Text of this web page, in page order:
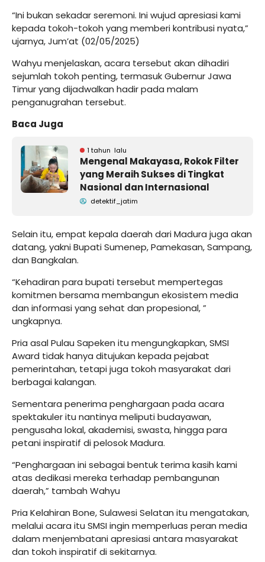
“Ini bukan sekadar seremoni. Ini wujud apresiasi kami
kepada tokoh-tokoh yang memberi kontribusi nyata,”
ujarnya, Jum’at (02/05/2025)
Wahyu menjelaskan, acara tersebut akan dihadiri
sejumlah tokoh penting, termasuk Gubernur Jawa
Timur yang dijadwalkan hadir pada malam
penganugrahan tersebut.
Baca Juga
1 tahun lalu
Mengenal Makayasa, Rokok Filter
yang Meraih Sukses di Tingkat
Nasional dan Internasional
detektif_jatim
Selain itu, empat kepala daerah dari Madura juga akan
datang, yakni Bupati Sumenep, Pamekasan, Sampang,
dan Bangkalan.
“Kehadiran para bupati tersebut mempertegas
komitmen bersama membangun ekosistem media
dan informasi yang sehat dan propesional, ”
ungkapnya.
Pria asal Pulau Sapeken itu mengungkapkan, SMSI
Award tidak hanya ditujukan kepada pejabat
pemerintahan, tetapi juga tokoh masyarakat dari
berbagai kalangan.
Sementara penerima penghargaan pada acara
spektakuler itu nantinya meliputi budayawan,
pengusaha lokal, akademisi, swasta, hingga para
petani inspiratif di pelosok Madura.
“Penghargaan ini sebagai bentuk terima kasih kami
atas dedikasi mereka terhadap pembangunan
daerah,” tambah Wahyu
Pria Kelahiran Bone, Sulawesi Selatan itu mengatakan,
melalui acara itu SMSI ingin memperluas peran media
dalam menjembatani apresiasi antara masyarakat
dan tokoh inspiratif di sekitarnya.